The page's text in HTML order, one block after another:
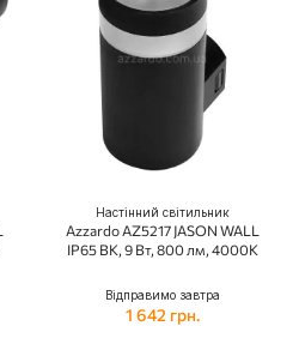
Настінний світильник
Azzardo AZ5217 JASON WALL
IP65 BK, 9 Вт, 800 лм, 4000K
Відправимо завтра
1 642 грн.